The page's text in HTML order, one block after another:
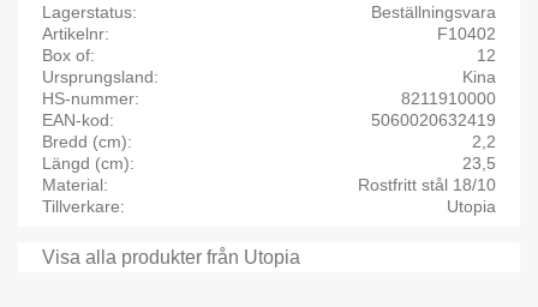
Lagerstatus
Beställningsvara
Artikelnr
F10402
Box of
12
Ursprungsland
Kina
HS-nummer
8211910000
EAN-kod
5060020632419
Bredd (cm)
2,2
Längd (cm)
23,5
Material
Rostfritt stål 18/10
Tillverkare
Utopia
Visa alla produkter från Utopia